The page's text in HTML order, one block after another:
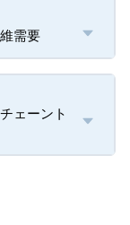
需要
ェーント